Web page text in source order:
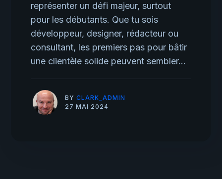
représenter un défi majeur, surtout
pour les débutants. Que tu sois
développeur, designer, rédacteur ou
consultant, les premiers pas pour bâtir
une clientèle solide peuvent sembler...
BYCLARK_ADMIN
27 MAI 2024